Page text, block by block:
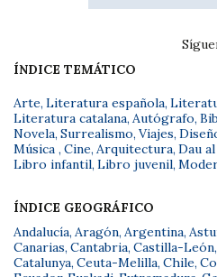
ÍNDICE TEMÁTICO
Arte, Literatura española,
Literatura catalana, Autógrafo,
Novela, Surrealismo, Viajes,
Música , Cine, Arquitectura, Dau
Libro infantil, Libro juvenil,
ÍNDICE GEOGRÁFICO
Andalucía, Aragón, Argentina,
Canarias, Cantabria, Castilla-León,
Catalunya, Ceuta-Melilla, Chile,